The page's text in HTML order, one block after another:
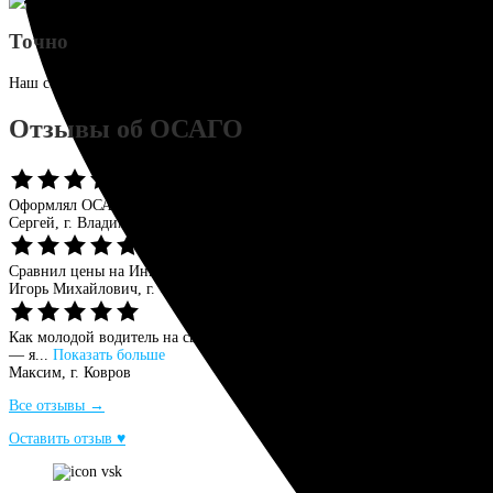
Точно
Наш сервис рассчитает точную стоимость полиса, исходя из параметров
Отзывы об ОСАГО
Оформлял ОСАГО на данном сайте, остался доволен. Цена оказалась
Сергей, г. Владимир
Сравнил цены на Ингуро и выбрал СОГАЗ. Процесс оформления занял
Игорь Михайлович, г. Смоленск
Как молодой водитель на своем ВАЗе, я ожидал, что оформление
— я... Показать больше
Максим, г. Ковров
Все отзывы →
Оставить отзыв ♥